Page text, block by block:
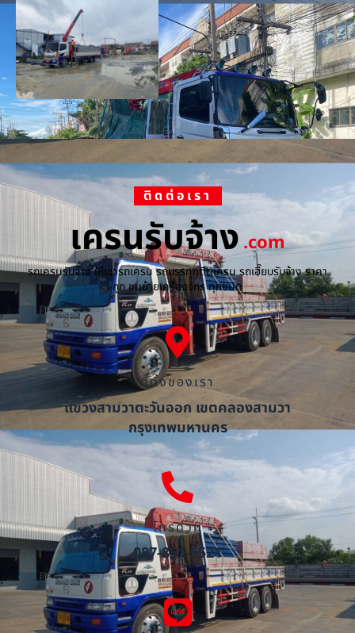
ติดต่อเรา
เครนรับจ้าง.com
รถเครนรับจ้าง ให้เช่ารถเครน รถบรรทุกติดเครน รถเฮี๊ยบรับจ้าง ราคา
ถูก ขนย้ายเครื่องจักร ทุกชนิด
ที่ตั้งของเรา
แขวงสามวาตะวันออก เขตคลองสามวา
กรุงเทพมหานคร
โทรด่วน
087-851-5521